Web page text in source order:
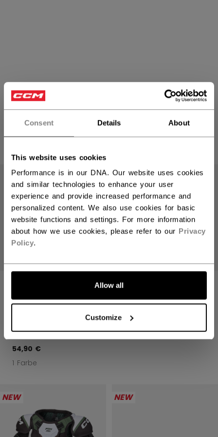
Consent Details About
This website uses cookies
Performance is in our DNA. Our website uses cookies
and similar technologies to enhance your user
experience and provide increased performance and
personalized content. We also use cookies for basic
website functions and settings. For more information
about how we use cookies, please refer to our Privacy
Policy.
Allow all
Customize
Schutzausrüstung Youth
PRODUKTE
SHORT MIT
54,90 €
1 Farbe
NEW
NER YOUTH
59,90 €
NEW NEW